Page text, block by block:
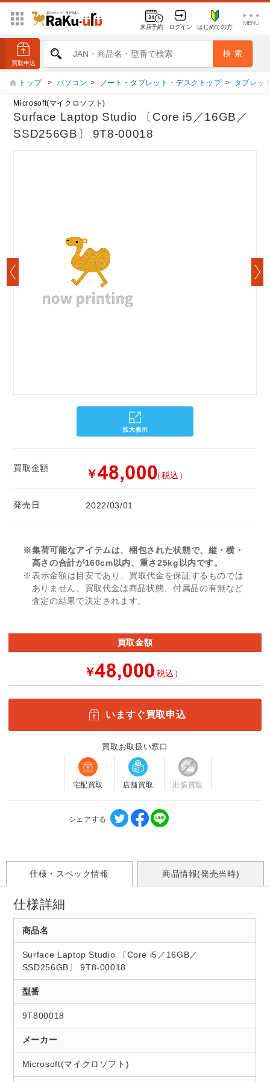
来店予約 ログイン はじめての方
トップ > パソコン > ノート・タブレット・デスクトップ > タブレッ
Microsoft(マイクロソフト)
Surface Laptop Studio 〔Core i5／16GB／
SSD256GB〕 9T8-00018
買取金額 ￥ （税込）
発売日 2022/03/01
※集荷可能なアイテムは、梱包された状態で、縦・横・
高さの合計が160cm以内、重さ25kg以内です。
※表示金額は目安であり、買取代金を保証するものでは
ありません。買取代金は商品状態、付属品の有無など
査定の結果で決定されます。
買取金額
￥ （税込）
いますぐ買取申込
買取お取扱い窓口
宅配買取 店舗買取 出張買取
シェアする
仕様・スペック情報 商品情報(発売当時)
仕様詳細
商品名
Surface Laptop Studio 〔Core i5／16GB／
SSD256GB〕 9T8-00018
型番
9T800018
メーカー
Microsoft(マイクロソフト)